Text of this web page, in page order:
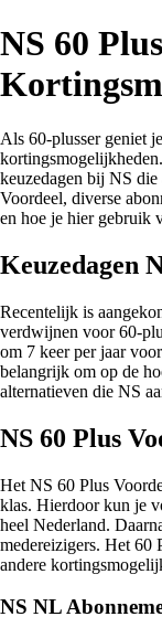
NS 60
Als 60-plusser geniet
keuzedagen bij NS
Voordeel, diverse
en hoe je hier gebruik
Keuzedagen
Recentelijk is
verdwijnen voor 60-
om 7 keer per jaar
belangrijk om op de
alternatieven die NS
NS 60 Plus
Het NS 60 Plus
klas. Hierdoor kun je
heel Nederland.
medereizigers. Het 60
andere
NS NL